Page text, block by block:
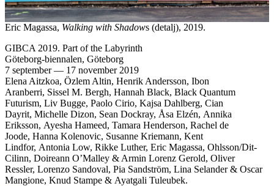
Eric Magassa, Walking with Shadows (detalj), 2019.
GIBCA 2019. Part of the Labyrinth
Göteborg-biennalen, Göteborg
7 september— 17 november 2019
Elena Aitzkoa, Özlem Altin, Henrik Andersson, Ibon
Aranberri, Sissel M. Bergh, Hannah Black, Black Quantum
Futurism, Liv Bugge, Paolo Cirio, Kajsa Dahlberg, Cian
Dayrit, Michelle Dizon, Sean Dockray, Åsa Elzén, Annika
Eriksson, Ayesha Hameed, Tamara Henderson, Rachel de
Joode, Hanna Kolenovic, Susanne Kriemann, Kent
Lindfor, Antonia Low, Rikke Luther, Eric Magassa, Ohlsson/Dit-
Cilinn, Doireann O’Malley & Armin Lorenz Gerold, Oliver
Ressler, Lorenzo Sandoval, Pia Sandström, Lina Selander & Oscar
Mangione, Knud Stampe & Ayatgali Tuleubek.